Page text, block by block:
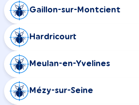
Gaillon-sur-Montcient
Hardricourt
Meulan-en-Yvelines
Mézy-sur-Seine